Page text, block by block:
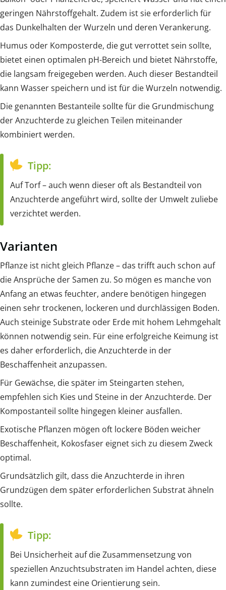
geringen Nährstoffgehalt. Zudem ist sie erforderlich für
das Dunkelhalten der Wurzeln und deren Verankerung.
Humus oder Komposterde, die gut verrottet sein sollte,
bietet einen optimalen pH-Bereich und bietet Nährstoffe,
die langsam freigegeben werden. Auch dieser Bestandteil
kann Wasser speichern und ist für die Wurzeln notwendig.
Die genannten Bestanteile sollte für die Grundmischung
der Anzuchterde zu gleichen Teilen miteinander
kombiniert werden.
Tipp:
Auf Torf – auch wenn dieser oft als Bestandteil von
Anzuchterde angeführt wird, sollte der Umwelt zuliebe
verzichtet werden.
Varianten
Pflanze ist nicht gleich Pflanze – das trifft auch schon auf
die Ansprüche der Samen zu. So mögen es manche von
Anfang an etwas feuchter, andere benötigen hingegen
einen sehr trockenen, lockeren und durchlässigen Boden.
Auch steinige Substrate oder Erde mit hohem Lehmgehalt
können notwendig sein. Für eine erfolgreiche Keimung ist
es daher erforderlich, die Anzuchterde in der
Beschaffenheit anzupassen.
Für Gewächse, die später im Steingarten stehen,
empfehlen sich Kies und Steine in der Anzuchterde. Der
Kompostanteil sollte hingegen kleiner ausfallen.
Exotische Pflanzen mögen oft lockere Böden weicher
Beschaffenheit, Kokosfaser eignet sich zu diesem Zweck
optimal.
Grundsätzlich gilt, dass die Anzuchterde in ihren
Grundzügen dem später erforderlichen Substrat ähneln
sollte.
Tipp:
Bei Unsicherheit auf die Zusammensetzung von
speziellen Anzuchtsubstraten im Handel achten, diese
kann zumindest eine Orientierung sein.